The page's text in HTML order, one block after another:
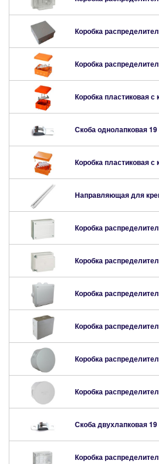
Коробка
Коробка
Коробка пластиковая
Скоба однолапковая
Коробка пластиковая
Направляющая для
Коробка
Коробка
Коробка
Коробка
Коробка
Коробка
Скоба двухлапковая
Коробка